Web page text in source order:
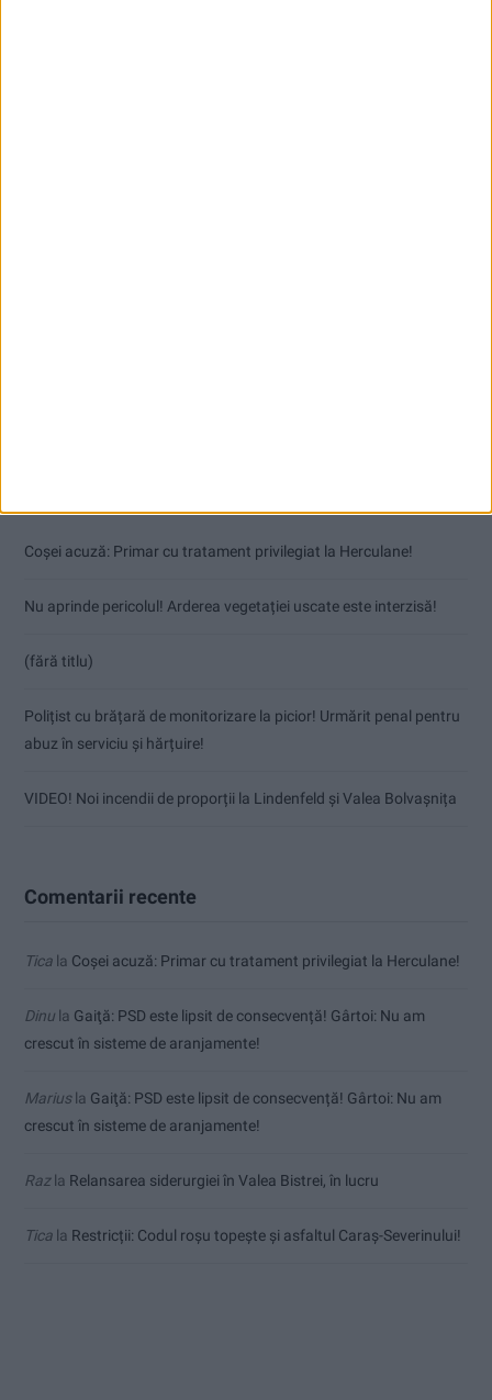
Coșei acuză: Primar cu tratament privilegiat la Herculane!
Nu aprinde pericolul! Arderea vegetației uscate este interzisă!
(fără titlu)
Polițist cu brățară de monitorizare la picior! Urmărit penal pentru
abuz în serviciu și hărțuire!
VIDEO! Noi incendii de proporții la Lindenfeld și Valea Bolvașnița
Comentarii recente
Tica la Coșei acuză: Primar cu tratament privilegiat la Herculane!
Dinu la Gaiţă: PSD este lipsit de consecvență! Gârtoi: Nu am
crescut în sisteme de aranjamente!
Mariusla Gaiţă: PSD este lipsit de consecvență! Gârtoi: Nu am
crescut în sisteme de aranjamente!
Razla Relansarea siderurgiei în Valea Bistrei, în lucru
Tica la Restricții: Codul roșu topește și asfaltul Caraș-Severinului!